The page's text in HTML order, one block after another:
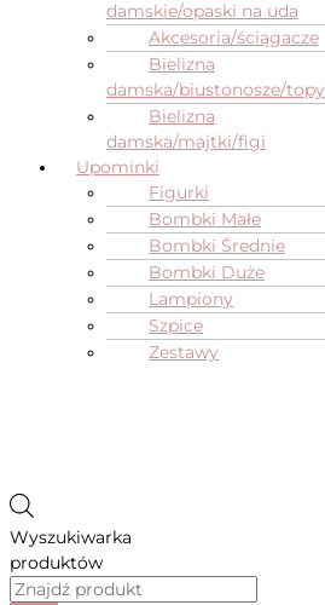
damskie/opaski na uda
Akcesoria/ściągacze
Bielizna
damska/biustonosze/topy
Bielizna
damska/majtki/figi
Upominki
Figurki
Bombki Małe
Bombki Średnie
Bombki Duże
Lampiony
Szpice
Zestawy
Wyszukiwarka
produktów